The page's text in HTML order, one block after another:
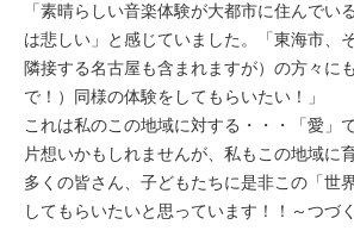
「素晴らしい音楽体験が大都市に住んでい
は悲しい」と感じていました。「東海市、
隣接する名古屋も含まれますが）の方々に
で！）同様の体験をしてもらいたい！」
これは私のこの地域に対する・・・「愛」
片想いかもしれませんが、私もこの地域に
多くの皆さん、子どもたちに是非この「世
してもらいたいと思っています！！～つづ